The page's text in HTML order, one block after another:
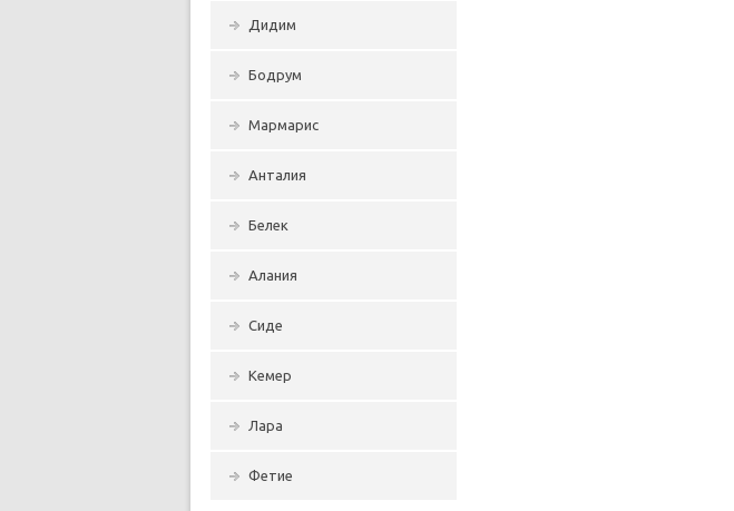
Дидим
Бодрум
Мармарис
Анталия
Белек
Алания
Сиде
Кемер
Лара
Фетие